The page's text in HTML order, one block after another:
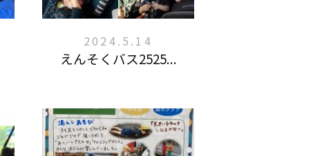
2024.5.14
えんそくバス2525...